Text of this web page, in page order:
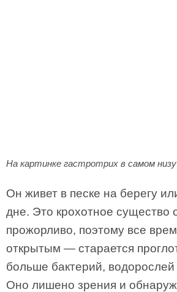
На картинке гастротрих в самом
Он живет в песке на берегу
дне. Это крохотное существо
прожорливо, поэтому все
открытым — старается
больше бактерий,
Оно лишено зрения и